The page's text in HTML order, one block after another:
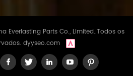
Everlasting Parts Co., Limited..Todos os
dyyseo.com